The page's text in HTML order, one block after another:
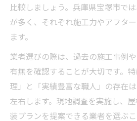
比較しましょう。兵庫県宝塚市で
が多く、それぞれ施工力やアフタ
ます。
業者選びの際は、過去の施工事例
有無を確認することが大切です。
理」と「実績豊富な職人」の存在
左右します。現地調査を実施し、
装プランを提案できる業者を選ぶ